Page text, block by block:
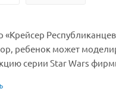
«Крейсер
ребенок может
серии Star Wars